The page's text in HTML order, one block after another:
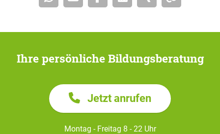
Ihre persönliche Bildungsberatung
Jetzt anrufen
Montag - Freitag 8 - 22 Uhr